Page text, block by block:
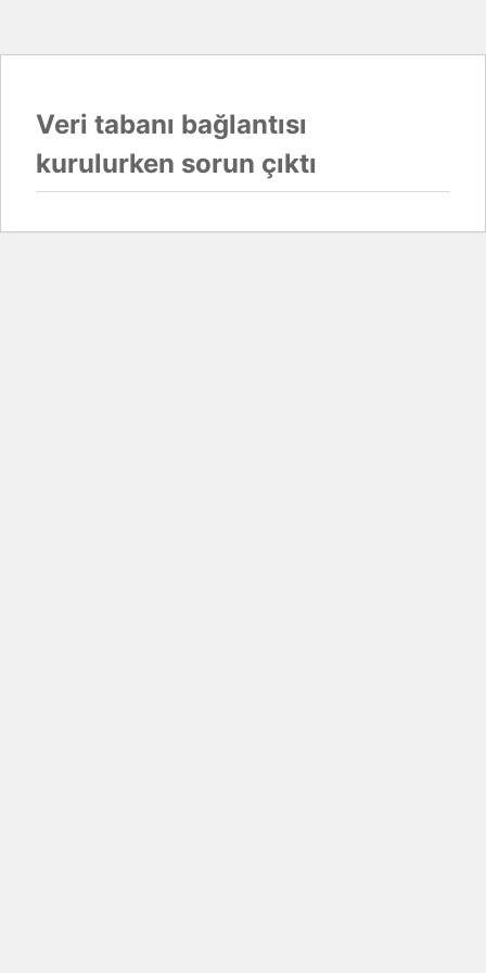
Veri tabanı bağlantısı
kurulurken sorun çıktı